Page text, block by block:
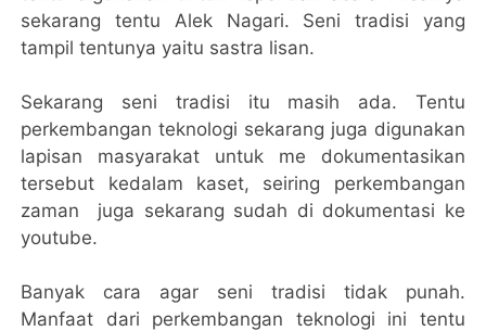
sekarang tentu Alek Nagari. Seni tradisi yang
tampil tentunya yaitu sastra lisan.
Sekarang seni tradisi itu masih ada. Tentu
perkembangan teknologi sekarang juga digunakan
lapisan masyarakat untuk me dokumentasikan
tersebut kedalam kaset, seiring perkembangan
zaman juga sekarang sudah di dokumentasi ke
youtube.
Banyak cara agar seni tradisi tidak punah.
Manfaat dari perkembangan teknologi ini tentu